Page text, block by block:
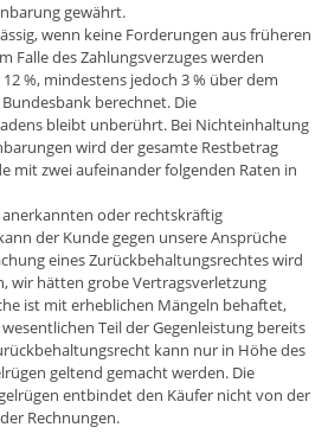
gewährt.
wenn keine Forderungen aus früheren
Falle des Zahlungsverzuges werden
%, mindestens jedoch 3 % über dem
berechnet. Die
bleibt unberührt. Bei Nichteinhaltung
wird der gesamte Restbetrag
mit zwei aufeinander folgenden Raten in
oder rechtskräftig
der Kunde gegen unsere Ansprüche
eines Zurückbehaltungsrechtes wird
wir hätten grobe Vertragsverletzung
ist mit erheblichen Mängeln behaftet,
Teil der Gegenleistung bereits
kann nur in Höhe des
geltend gemacht werden. Die
entbindet den Käufer nicht von der
Rechnungen.